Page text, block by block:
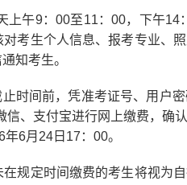
午9：00至11：00，下午14
考生个人信息、报考专业、
知考生。
间前，凭准考证号、用户密
、支付宝进行网上缴费，确
6月24日17：00。
定时间缴费的考生将视为自